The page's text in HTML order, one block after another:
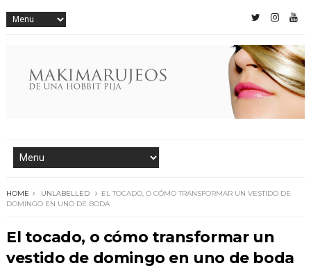
HOME UNLABELLED
EL TOCADO, O CÓMO TRANSFORMAR UN VESTIDO DE
DOMINGO EN UNO DE BODA
El tocado, o cómo transformar un
vestido de domingo en uno de boda